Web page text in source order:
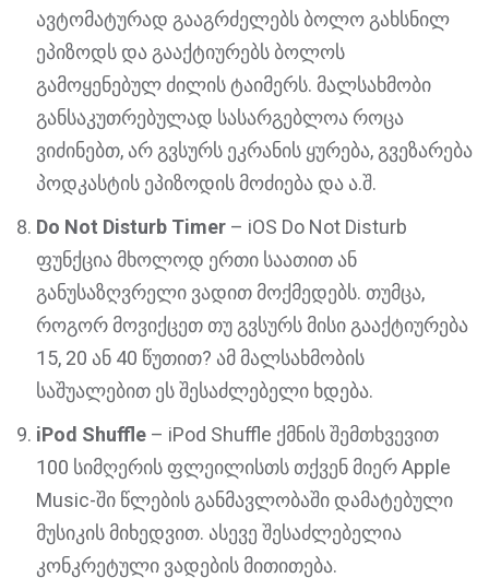
ავტომატურად გააგრძელებს ბოლო გახსნილ
ეპიზოდს და გააქტიურებს ბოლოს
გამოყენებულ ძილის ტაიმერს. მალსახმობი
განსაკუთრებულად სასარგებლოა როცა
ვიძინებთ, არ გვსურს ეკრანის ყურება, გვეზარება
პოდკასტის ეპიზოდის მოძიება და ა.შ.
Do Not Disturb Timer – iOS Do Not Disturb
ფუნქცია მხოლოდ ერთი საათით ან
განუსაზღვრელი ვადით მოქმედებს. თუმცა,
როგორ მოვიქცეთ თუ გვსურს მისი გააქტიურება
15, 20 ან 40 წუთით? ამ მალსახმობის
საშუალებით ეს შესაძლებელი ხდება.
iPod Shuffle – iPod Shuffle ქმნის შემთხვევით
100 სიმღერის ფლეილისთს თქვენ მიერ Apple
Music-ში წლების განმავლობაში დამატებული
მუსიკის მიხედვით. ასევე შესაძლებელია
კონკრეტული ვადების მითითება.